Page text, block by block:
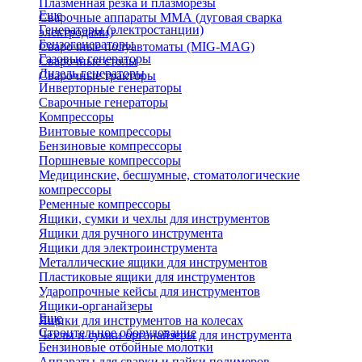
Плазменная резка и плазморезы
Сварочные аппараты ММА (дуговая сварка
электродами)
Сварочные полуавтоматы (MIG-MAG)
Сварочные столы
Сварочные тракторы
Еще
Генераторы (электростанции)
Бензогенераторы
Газовые генераторы
Дизель генераторы
Инверторные генераторы
Сварочные генераторы
Компрессоры
Винтовые компрессоры
Бензиновые компрессоры
Поршневые компрессоры
Медицинские, бесшумные, стоматологические
компрессоры
Ременные компрессоры
Ящики, сумки и чехлы для инструментов
Ящики для ручного инструмента
Ящики для электроинструмента
Металлические ящики для инструментов
Пластиковые ящики для инструментов
Ударопрочные кейсы для инструментов
Ящики-органайзеры
Ящики для инструментов на колесах
Чехлы и сумки органайзеры для инструмента
Еще
Строительное оборудование
Бензиновые отбойные молотки